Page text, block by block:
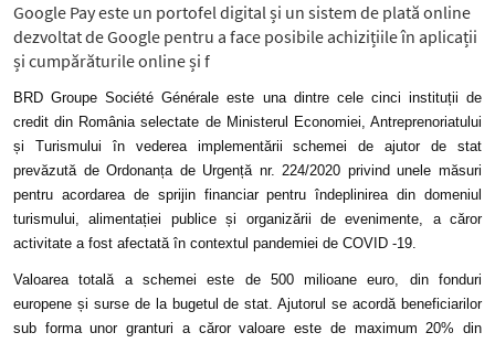
Google Pay este un portofel digital și un sistem de plată online
dezvoltat de Google pentru a face posibile achizițiile în aplicații
și cumpărăturile online și f
BRD Groupe Société Générale este una dintre cele cinci instituții de
credit din România selectate de Ministerul Economiei, Antreprenoriatului
și Turismului în vederea implementării schemei de ajutor de stat
prevăzută de Ordonanța de Urgență nr. 224/2020 privind unele măsuri
pentru acordarea de sprijin financiar pentru îndeplinirea din domeniul
turismului, alimentației publice și organizării de evenimente, a căror
activitate a fost afectată în contextul pandemiei de COVID -19.
Valoarea totală a schemei este de 500 milioane euro, din fonduri
europene și surse de la bugetul de stat. Ajutorul se acordă beneficiarilor
sub forma unor granturi a căror valoare este de maximum 20% din